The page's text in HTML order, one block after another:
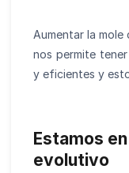
Aumentar la
nos permite
y eficientes y
Estamos
evolutivo